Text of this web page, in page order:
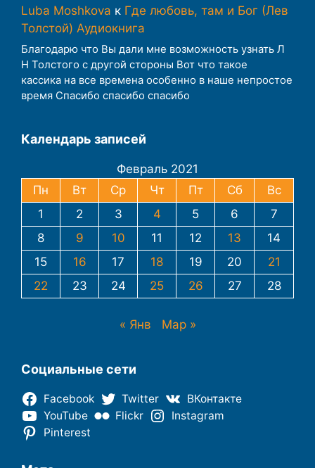
Luba Moshkova к Где любовь, там и Бог (Лев
Толстой) Аудиокнига
Благодарю что Вы дали мне возможность узнать Л
Н Толстого с другой стороны Вот что такое
кассика на все времена особенно в наше непростое
время Спасибо спасибо спасибо
Календарь записей
Февраль 2021
Пн
Вт Ср Чт Пт Сб
Вс
1
2 3 4 5 6
7
8
9 10 11 12 13
14
15
16 17 18 19 20
21
22
23 24 25 26 27 28
« Янв Мар »
Социальные сети
Facebook Twitter
ВКонтакте
YouTube
Flickr
Instagram
Pinterest